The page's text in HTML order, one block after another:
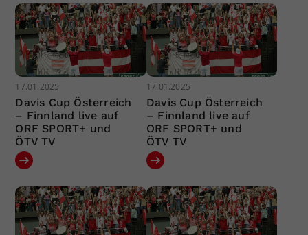
17.01.2025
Davis Cup Österreich
– Finnland live auf
ORF SPORT+ und
ÖTV TV
17.01.2025
Davis Cup Österreich
– Finnland live auf
ORF SPORT+ und
ÖTV TV